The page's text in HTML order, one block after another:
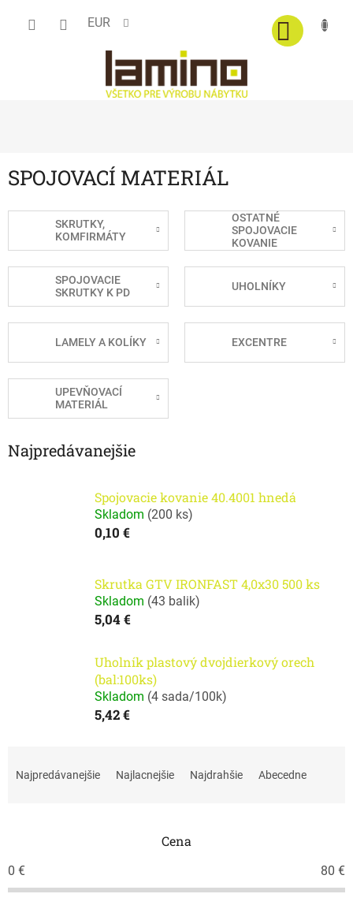
EUR
SPOJOVACÍ MATERIÁL
SKRUTKY,
KOMFIRMÁTY
OSTATNÉ
SPOJOVACIE
KOVANIE
SPOJOVACIE
SKRUTKY K PD
UHOLNÍKY
LAMELY A KOLÍKY EXCENTRE
UPEVŇOVACÍ
MATERIÁL
Najpredávanejšie
Spojovacie kovanie 40.4001 hnedá
Skladom (200 ks)
0,10 €
Skrutka GTV IRONFAST 4,0x30 500 ks
Skladom (43 balik)
5,04 €
Uholník plastový dvojdierkový orech
(bal:100ks)
Skladom (4 sada/100k)
5,42 €
p
r
Najpredávanejšie Najlacnejšie Najdrahšie Abecedne
Cena
0 € 80 €